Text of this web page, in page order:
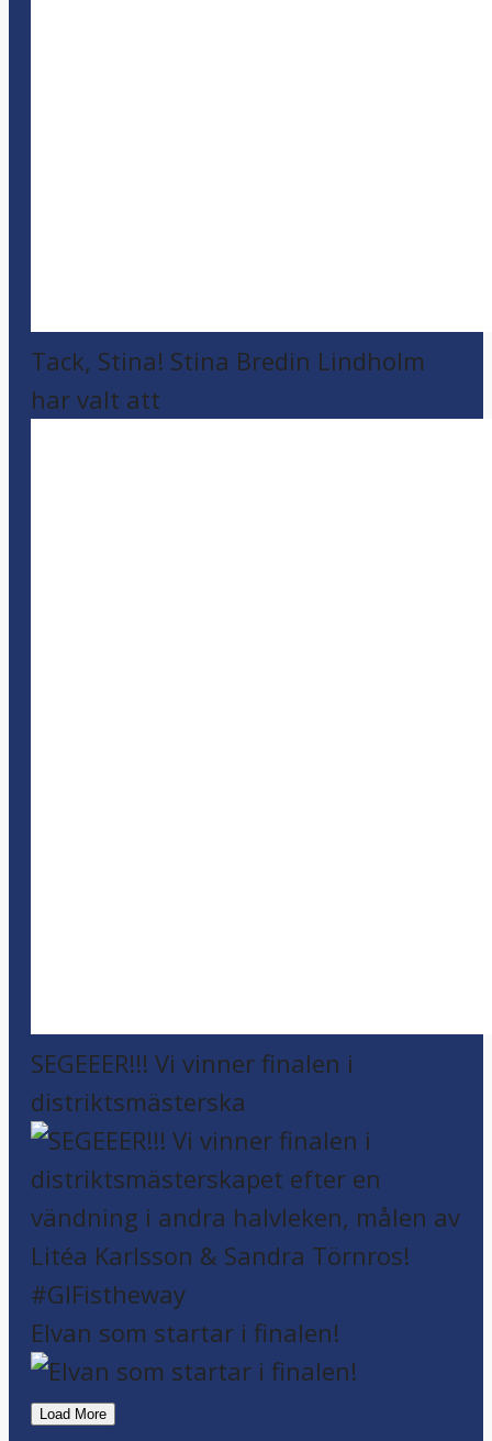
Tack, Stina! Stina Bredin Lindholm
har valt att
SEGEEER!!! Vi vinner finalen i
distriktsmästerska
Elvan som startar i finalen!
Load More